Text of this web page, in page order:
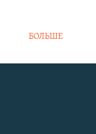
БОЛЬШЕ